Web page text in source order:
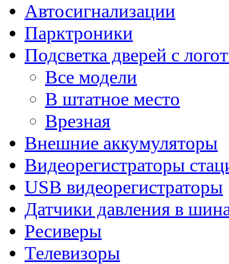
Автосигнализации
Парктроники
Подсветка дверей с
Все модели
В штатное место
Врезная
Внешние аккумуляторы
Видеорегистраторы
USB видеорегистраторы
Датчики давления в
Ресиверы
Телевизоры